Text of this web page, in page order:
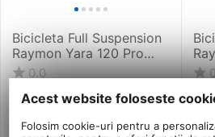
Bicicleta Full Suspension
Raymon Yara 120 Pro
2025 - 29 Inch, L, Verde
- XT
0.0
in stoc
PRP:12.495 00 Lei
-
in
Acest website foloseste
Folosim cookie-uri pentru a